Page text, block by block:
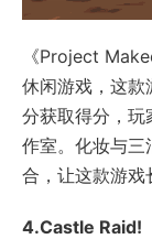
《Project
休闲游戏，这款
分获取得分，玩
作室。化妆与三
合，让这款游戏
4.Castle Raid!